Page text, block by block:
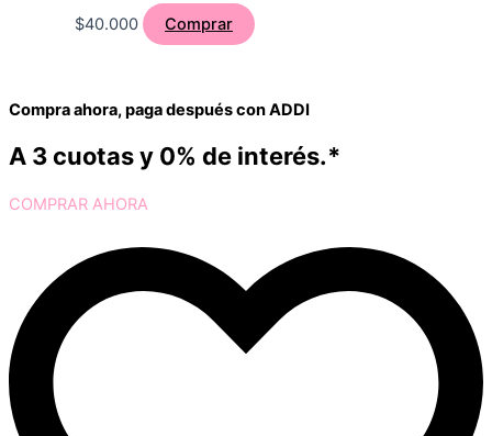
$40.000 Comprar
Compra ahora, paga después con ADDI
A 3 cuotas y 0% de interés.*
COMPRAR AHORA